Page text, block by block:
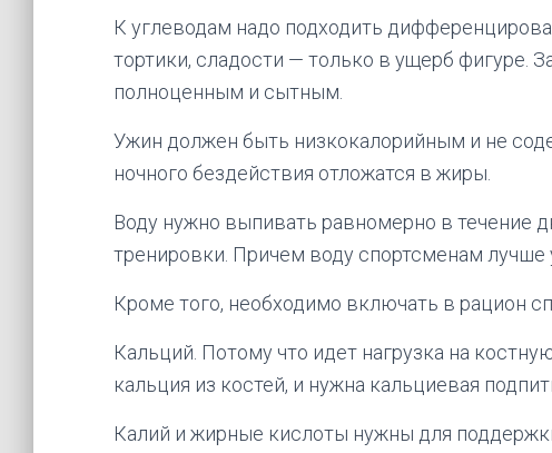
К углеводам надо подходить
тортики, сладости — только в ущерб фигуре.
полноценным и сытным.
Ужин должен быть низкокалорийным и не
ночного бездействия отложатся в жиры.
Воду нужно выпивать равномерно в течение
тренировки. Причем воду спортсменам лучше
Кроме того, необходимо включать в рацион
Кальций. Потому что идет нагрузка на
кальция из костей, и нужна кальциевая
Калий и жирные кислоты нужны для